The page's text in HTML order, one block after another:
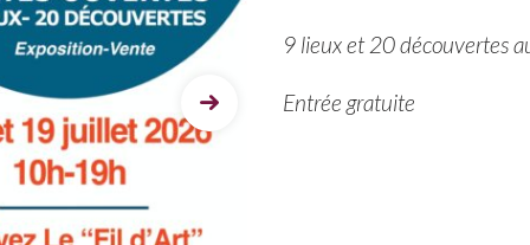
9 lieux et 20 découvertes
Entrée gratuite
Next